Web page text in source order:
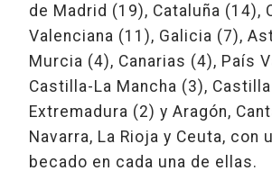
de Madrid (19), Cataluña (14),
Valenciana (11), Galicia (7),
Murcia (4), Canarias (4), País
Castilla-La Mancha (3),
Extremadura (2) y Aragón,
Navarra, La Rioja y Ceuta, con
becado en cada una de ellas.